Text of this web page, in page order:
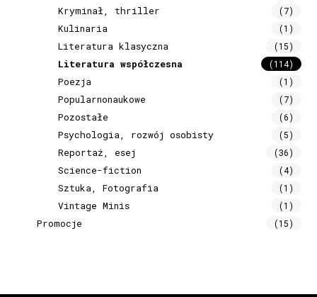
Kryminał, thriller (7)
Kulinaria (1)
Literatura klasyczna (15)
Literatura współczesna (114)
Poezja (1)
Popularnonaukowe (7)
Pozostałe (6)
Psychologia, rozwój osobisty (5)
Reportaż, esej (36)
Science-fiction (4)
Sztuka, Fotografia (1)
Vintage Minis (1)
Promocje (15)